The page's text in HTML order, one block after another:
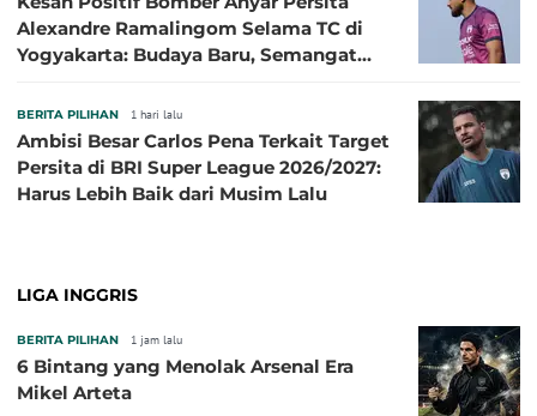
Alexandre Ramalingom Selama TC di
Yogyakarta: Budaya Baru, Semangat
BERITA PILIHAN 1 hari lalu
Ambisi Besar Carlos Pena Terkait Target
Persita di BRI Super League 2026/2027:
Harus Lebih Baik dari Musim Lalu
LIGA INGGRIS
BERITA PILIHAN 1 jam lalu
6 Bintang yang Menolak Arsenal Era
Mikel Arteta